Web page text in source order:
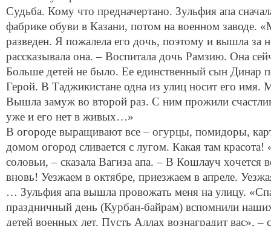
Судьба. Кому что предначертано. Зульфия апа
фабрике обуви в Казани, потом на военном заводе.
разведен. Я пожалела его дочь, поэтому и вышла за
рассказывала она. – Воспитала дочь Рамзию. Она
Больше детей не было. Ее единственный сын Динар
Герой. В Таджикистане одна из улиц носит его имя.
Вышла замуж во второй раз. С ним прожили
уже и его нет в живых…»
В огороде выращивают все – огурцы, помидоры,
домом огород сливается с лугом. Какая там
соловьи, – сказала Вагиза апа. – В Кошлауч хочется
вновь! Уезжаем в октябре, приезжаем в апреле.
… Зульфия апа вышла провожать меня на улицу.
праздничный день (Курбан-байрам) вспомнили
детей военных лет. Пусть Аллах вознаградит вас», –